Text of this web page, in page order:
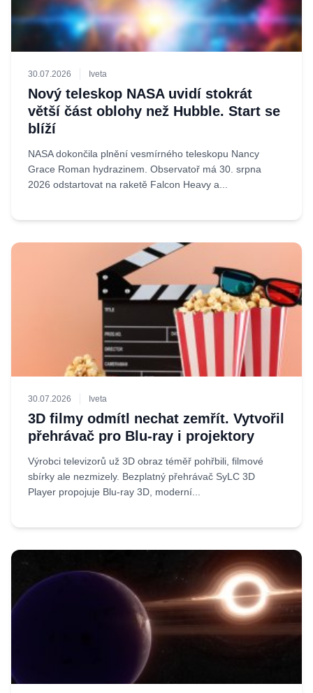
30.07.2026 Iveta
Nový teleskop NASA uvidí stokrát
větší část oblohy než Hubble. Start se
blíží
NASA dokončila plnění vesmírného teleskopu Nancy
Grace Roman hydrazinem. Observatoř má 30. srpna
2026 odstartovat na raketě Falcon Heavy a...
30.07.2026 Iveta
3D filmy odmítl nechat zemřít. Vytvořil
přehrávač pro Blu-ray i projektory
Výrobci televizorů už 3D obraz téměř pohřbili, filmové
sbírky ale nezmizely. Bezplatný přehrávač SyLC 3D
Player propojuje Blu-ray 3D, moderní...